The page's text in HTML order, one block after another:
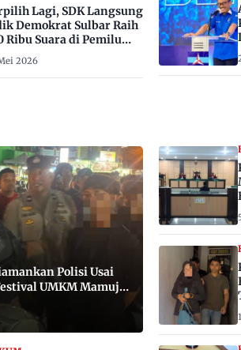
Lagi, SDK Langsung
Demokrat Sulbar Raih
Ribu Suara di Pemilu
2026
Polisi Usai
UMKM Mamuju,